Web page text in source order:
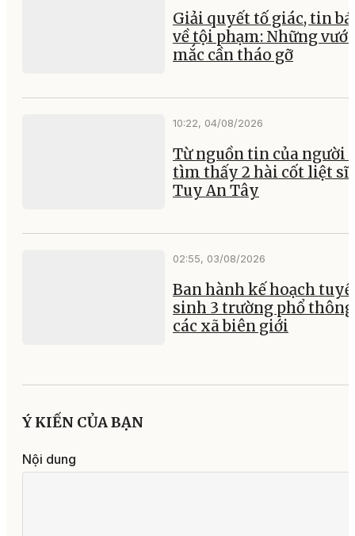
Giải quyết tố giác, tin
về tội phạm: Những
mắc cần tháo gỡ
10:22, 04/08/2026
Từ nguồn tin của người
tìm thấy 2 hài cốt liệt sĩ
Tuy An Tây
02:55, 03/08/2026
Ban hành kế hoạch
sinh 3 trường phổ
các xã biên giới
Ý KIẾN CỦA BẠN
Nội dung